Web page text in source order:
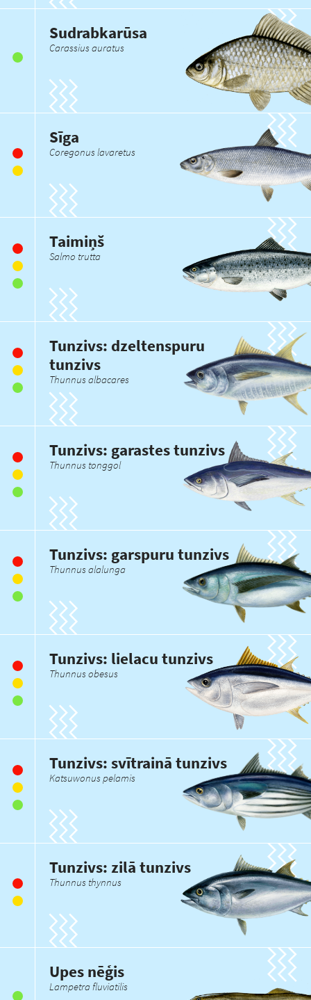
Sudrabkarūsa
Carassius auratus
Sīga
Coregonus lavaretus
Taimiņš
Salmo trutta
Tunzivs: dzeltenspuru
tunzivs
Thunnus albacares
Tunzivs: garastes tunzivs
Thunnus tonggol
Tunzivs: garspuru tunzivs
Thunnus alalunga
Tunzivs: lielacu tunzivs
Thunnus obesus
Tunzivs: svītrainā tunzivs
Katsuwonus pelamis
Tunzivs: zilā tunzivs
Thunnus thynnus
Upes nēģis
Lampetra fluviatilis